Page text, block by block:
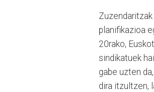
planifikazioa
20rako,
sindikatuek
gabe uzten
dira itzultzen,